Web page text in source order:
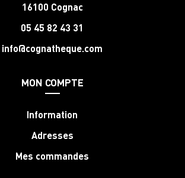
16100 Cognac
05 45 82 43 31
info@cognatheque.com
MON COMPTE
Information
Adresses
Mes commandes